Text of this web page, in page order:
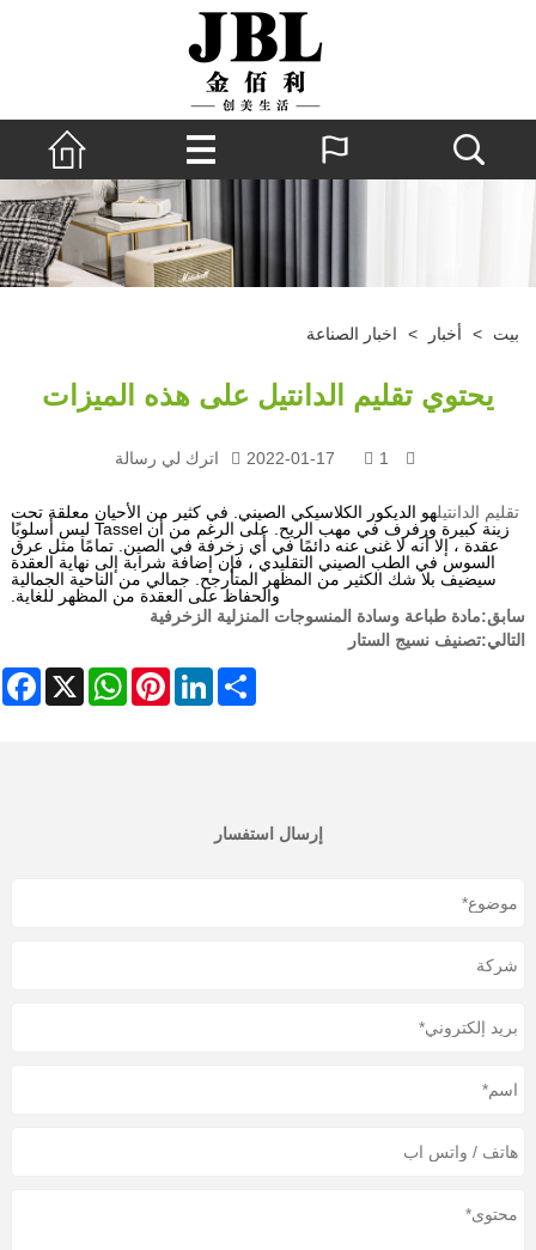
بيت > أخبار > اخبار الصناعة
يحتوي تقليم الدانتيل على هذه الميزات
2022-01-17 اترك لي رسالة
تقليم الدانتيلهو الديكور الكلاسيكي الصيني. في كثير من الأحيان معلقة تحت
زينة كبيرة ورفرف في مهب الريح. على الرغم من أن Tassel ليس أسلوبًا
عقدة ، إلا أنه لا غنى عنه دائمًا في أي زخرفة في الصين. تمامًا مثل عرق
السوس في الطب الصيني التقليدي ، فإن إضافة شرابة إلى نهاية العقدة
سيضيف بلا شك الكثير من المظهر المتأرجح. جمالي من الناحية الجمالية
والحفاظ على العقدة من المظهر للغاية.
سابق:مادة طباعة وسادة المنسوجات المنزلية الزخرفية
التالي:تصنيف نسيج الستار
X
WhatsAppPinterestLinkedIn Share
إرسال استفسار